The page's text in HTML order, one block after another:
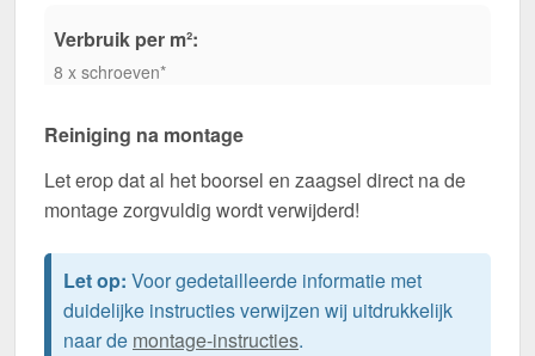
Verbruik per m²:
8 x schroeven*
Reiniging na montage
Let erop dat al het boorsel en zaagsel direct na de
montage zorgvuldig wordt verwijderd!
Let op: Voor gedetailleerde informatie met
duidelijke instructies verwijzen wij uitdrukkelijk
naar de montage-instructies.